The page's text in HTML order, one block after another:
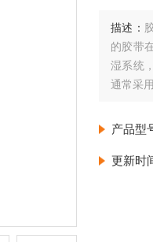
描述：
的胶带
湿系统
通常采
产品型
更新时